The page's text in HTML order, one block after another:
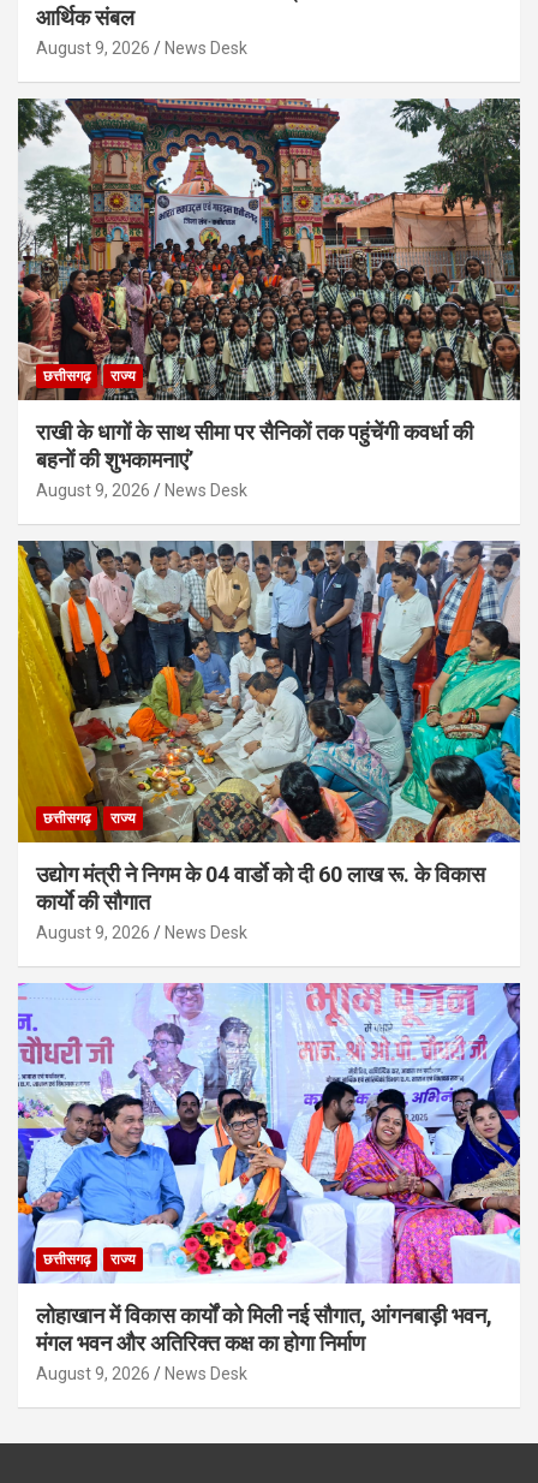
आर्थिक संबल
August 9, 2026 News Desk
छत्तीसगढ़ राज्य
राखी के धागों के साथ सीमा पर सैनिकों तक पहुंचेंगी कवर्धा की
बहनों की शुभकामनाएं’
August 9, 2026 News Desk
छत्तीसगढ़ राज्य
उद्योग मंत्री ने निगम के 04 वार्डाे को दी 60 लाख रू. के विकास
कार्याे की सौगात
August 9, 2026 News Desk
छत्तीसगढ़ राज्य
लोहाखान में विकास कार्यों को मिली नई सौगात, आंगनबाड़ी भवन,
मंगल भवन और अतिरिक्त कक्ष का होगा निर्माण
August 9, 2026 News Desk